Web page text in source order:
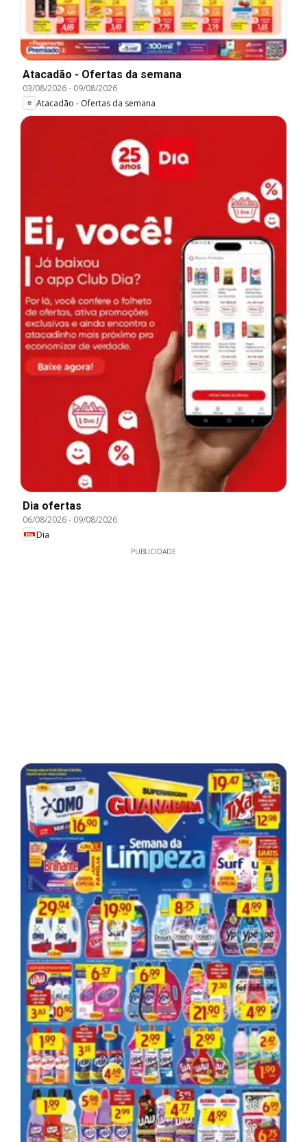
Atacadão - Ofertas da semana
03/08/2026- 09/08/2026
Atacadão - Ofertas da semana
Dia ofertas
06/08/2026- 09/08/2026
Dia
PUBLICIDADE